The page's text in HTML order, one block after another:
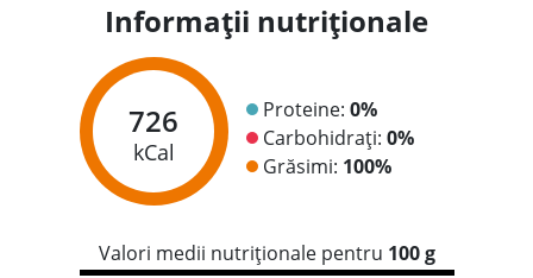
Informații nutriționale
726
kCal
Proteine: 0%
Carbohidrați: 0%
Grăsimi: 100%
Valori medii nutriționale pentru 100 g